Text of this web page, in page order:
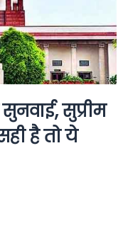
सुप्रीम
है तो ये